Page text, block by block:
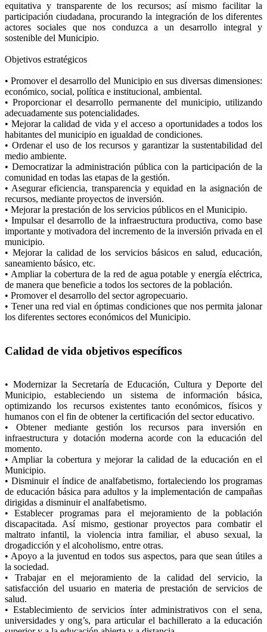
equitativa y transparente de los recursos; así mismo facilitar la
participación ciudadana, procurando la integración de los diferentes
actores sociales que nos conduzca a un desarrollo integral y
sostenible del Municipio.
Objetivos estratégicos
• Promover el desarrollo del Municipio en sus diversas dimensiones:
económico, social, política e institucional, ambiental.
• Proporcionar el desarrollo permanente del municipio, utilizando
adecuadamente sus potencialidades.
• Mejorar la calidad de vida y el acceso a oportunidades a todos los
habitantes del municipio en igualdad de condiciones.
• Ordenar el uso de los recursos y garantizar la sustentabilidad del
medio ambiente.
• Democratizar la administración pública con la participación de la
comunidad en todas las etapas de la gestión.
• Asegurar eficiencia, transparencia y equidad en la asignación de
recursos, mediante proyectos de inversión.
• Mejorar la prestación de los servicios públicos en el Municipio.
• Impulsar el desarrollo de la infraestructura productiva, como base
importante y motivadora del incremento de la inversión privada en el
municipio.
• Mejorar la calidad de los servicios básicos en salud, educación,
saneamiento básico, etc.
• Ampliar la cobertura de la red de agua potable y energía eléctrica,
de manera que beneficie a todos los sectores de la población.
• Promover el desarrollo del sector agropecuario.
• Tener una red vial en óptimas condiciones que nos permita jalonar
los diferentes sectores económicos del Municipio.
Calidad de vida objetivos específicos
• Modernizar la Secretaría de Educación, Cultura y Deporte del
Municipio, estableciendo un sistema de información básica,
optimizando los recursos existentes tanto económicos, físicos y
humanos con el fin de obtener la certificación del sector educativo.
• Obtener mediante gestión los recursos para inversión en
infraestructura y dotación moderna acorde con la educación del
momento.
• Ampliar la cobertura y mejorar la calidad de la educación en el
Municipio.
• Disminuir el índice de analfabetismo, fortaleciendo los programas
de educación básica para adultos y la implementación de campañas
dirigidas a disminuir el analfabetismo.
• Establecer programas para el mejoramiento de la población
discapacitada. Así mismo, gestionar proyectos para combatir el
maltrato infantil, la violencia intra familiar, el abuso sexual, la
drogadicción y el alcoholismo, entre otras.
• Apoyo a la juventud en todos sus aspectos, para que sean útiles a
la sociedad.
• Trabajar en el mejoramiento de la calidad del servicio, la
satisfacción del usuario en materia de prestación de servicios de
salud.
• Establecimiento de servicios ínter administrativos con el sena,
universidades y ong’s, para articular el bachillerato a la educación